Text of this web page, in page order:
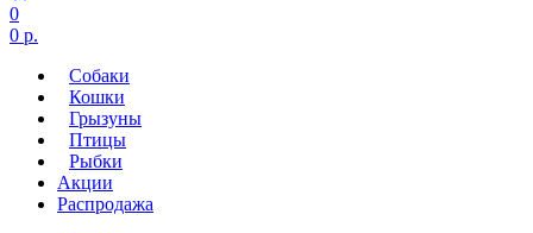
0
0 р.
Собаки
Кошки
Грызуны
Птицы
Рыбки
Акции
Распродажа